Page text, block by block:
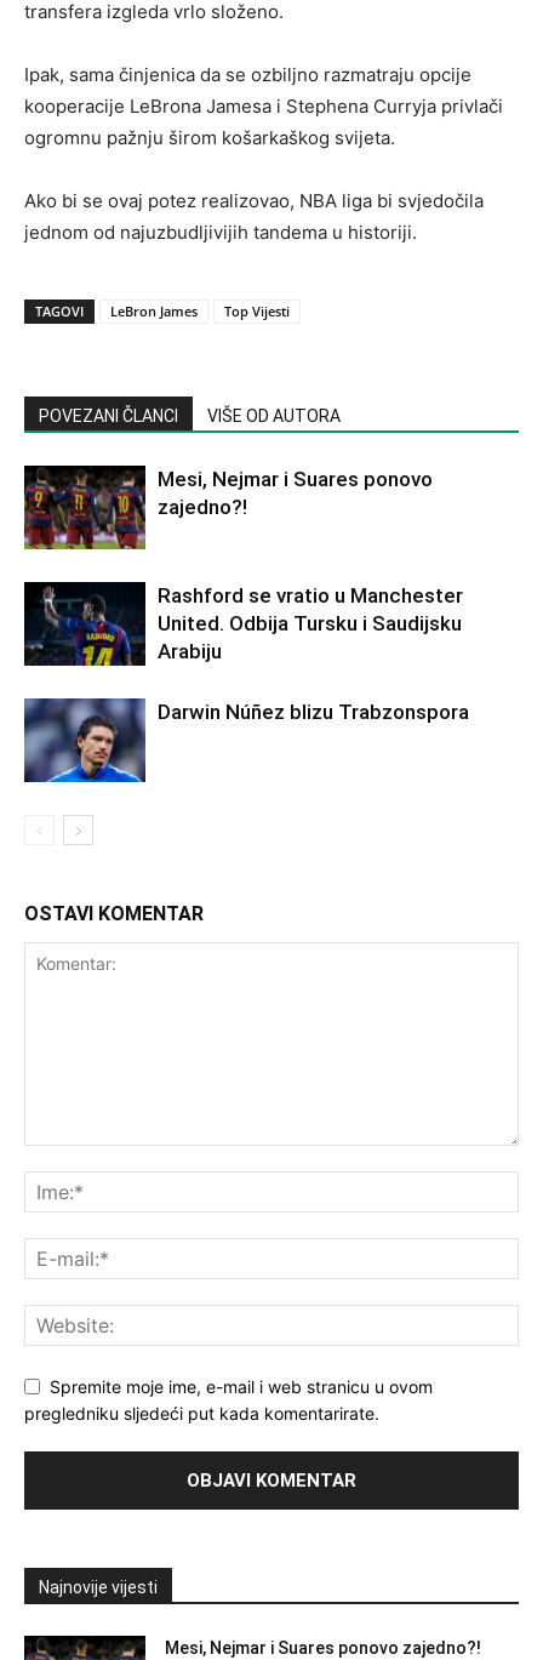
transfera izgleda vrlo složeno.
Ipak, sama činjenica da se ozbiljno razmatraju opcije
kooperacije LeBrona Jamesa i Stephena Curryja privlači
ogromnu pažnju širom košarkaškog svijeta.
Ako bi se ovaj potez realizovao, NBA liga bi svjedočila
jednom od najuzbudljivijih tandema u historiji.
TAGOVI LeBron James Top Vijesti
POVEZANI ČLANCI VIŠE OD AUTORA
Mesi, Nejmar i Suares ponovo
zajedno?!
Rashford se vratio u Manchester
United. Odbija Tursku i Saudijsku
Arabiju
Darwin Núñez blizu Trabzonspora
OSTAVI KOMENTAR
Spremite moje ime, e-mail i web stranicu u ovom
pregledniku sljedeći put kada komentarirate.
Najnovije vijesti
Mesi, Nejmar i Suares ponovo zajedno?!